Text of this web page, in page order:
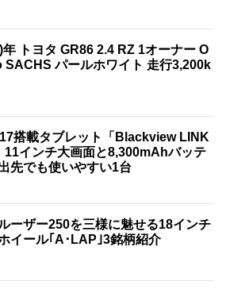
年 トヨタ GR86 2.4 RZ 1オーナー O
SACHS パールホワイト 走行3,200k
搭載タブレット「Blackview LINK
11インチ大画面と8,300mAhバッテ
先でも使いやすい1台
ーザー250を三様に魅せる18インチ
イール｢A･LAP｣3銘柄紹介